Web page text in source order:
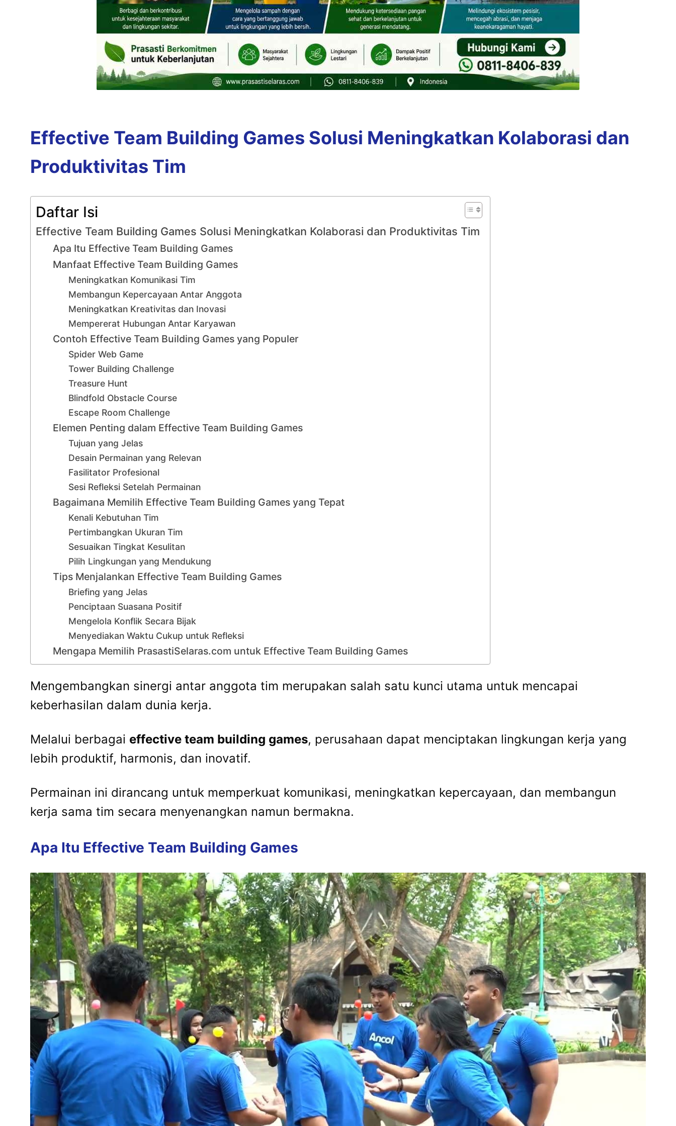
Effective Team Building Games Solusi Meningkatkan Kolaborasi dan
Produktivitas Tim
Daftar Isi
Effective Team Building Games Solusi Meningkatkan Kolaborasi dan Produktivitas Tim
Apa Itu Effective Team Building Games
Manfaat Effective Team Building Games
Meningkatkan Komunikasi Tim
Membangun Kepercayaan Antar Anggota
Meningkatkan Kreativitas dan Inovasi
Mempererat Hubungan Antar Karyawan
Contoh Effective Team Building Games yang Populer
Spider Web Game
Tower Building Challenge
Treasure Hunt
Blindfold Obstacle Course
Escape Room Challenge
Elemen Penting dalam Effective Team Building Games
Tujuan yang Jelas
Desain Permainan yang Relevan
Fasilitator Profesional
Sesi Refleksi Setelah Permainan
Bagaimana Memilih Effective Team Building Games yang Tepat
Kenali Kebutuhan Tim
Pertimbangkan Ukuran Tim
Sesuaikan Tingkat Kesulitan
Pilih Lingkungan yang Mendukung
Tips Menjalankan Effective Team Building Games
Briefing yang Jelas
Penciptaan Suasana Positif
Mengelola Konflik Secara Bijak
Menyediakan Waktu Cukup untuk Refleksi
Mengapa Memilih PrasastiSelaras.com untuk Effective Team Building Games
Mengembangkan sinergi antar anggota tim merupakan salah satu kunci utama untuk mencapai
keberhasilan dalam dunia kerja.
Melalui berbagai effective team building games, perusahaan dapat menciptakan lingkungan kerja yang
lebih produktif, harmonis, dan inovatif.
Permainan ini dirancang untuk memperkuat komunikasi, meningkatkan kepercayaan, dan membangun
kerja sama tim secara menyenangkan namun bermakna.
Apa Itu Effective Team Building Games